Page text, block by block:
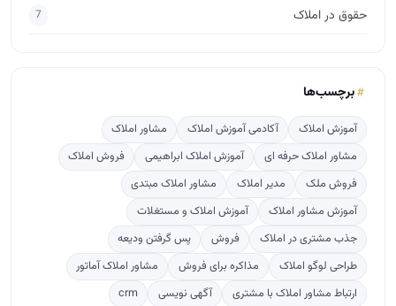
حقوق در املاک 7
برچسب‌ها
آموزش املاک آکادمی آموزش املاک
مشاور املاک
مشاور املاک حرفه ای
آموزش املاک ابراهیمی
فروش املاک
فروش ملک
مدیر املاک
مشاور املاک مبتدی
آموزش مشاور املاک
آموزش املاک و مستغلات
جذب مشتری در املاک
فروش
پس گرفتن ودیعه
طراحی لوگو املاک
مذاکره برای فروش
مشاور املاک آماتور
ارتباط مشاور املاک با مشتری
آگهی نویسی crm